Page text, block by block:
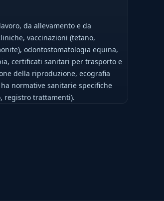
da allevamento e da
vaccinazioni (tetano,
odontostomatologia equina,
certificati sanitari per trasporto e
della riproduzione, ecografia
normative sanitarie specifiche
registro trattamenti).